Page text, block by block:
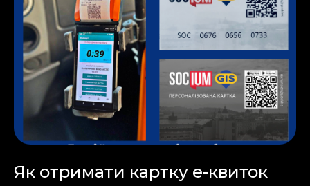
Як отримати картку е-квиток